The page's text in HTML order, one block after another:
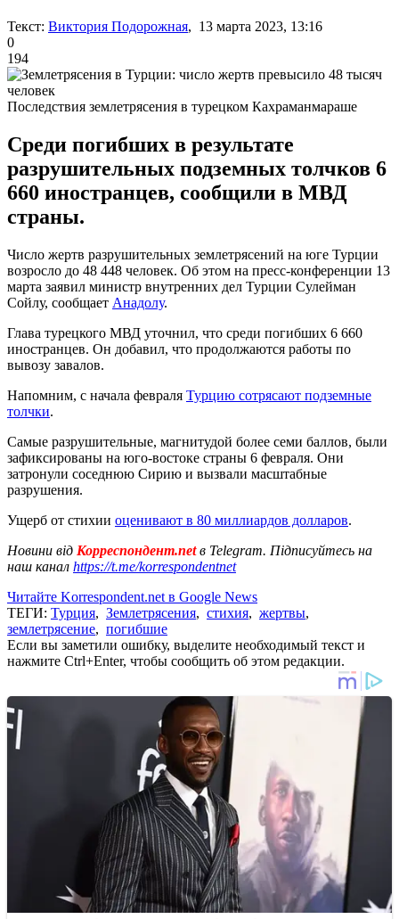
Текст: Виктория Подорожная, 13 марта 2023, 13:16
0
194
Последствия землетрясения в турецком Кахраманмараше
Среди погибших в результате
разрушительных подземных толчков 6
660 иностранцев, сообщили в МВД
страны.
Число жертв разрушительных землетрясений на юге Турции
возросло до 48 448 человек. Об этом на пресс-конференции 13
марта заявил министр внутренних дел Турции Сулейман
Сойлу, сообщает Анадолу.
Глава турецкого МВД уточнил, что среди погибших 6 660
иностранцев. Он добавил, что продолжаются работы по
вывозу завалов.
Напомним, с начала февраля Турцию сотрясают подземные
толчки.
Самые разрушительные, магнитудой более семи баллов, были
зафиксированы на юго-востоке страны 6 февраля. Они
затронули соседнюю Сирию и вызвали масштабные
разрушения.
Ущерб от стихии оценивают в 80 миллиардов долларов.
Новини від Корреспондент.netв Telegram. Підписуйтесь на
наш канал https://t.me/korrespondentnet
Читайте Korrespondent.net в Google News
ТЕГИ: Турция, Землетрясения, стихия, жертвы,
землетрясение, погибшие
Если вы заметили ошибку, выделите необходимый текст и
нажмите Ctrl+Enter, чтобы сообщить об этом редакции.